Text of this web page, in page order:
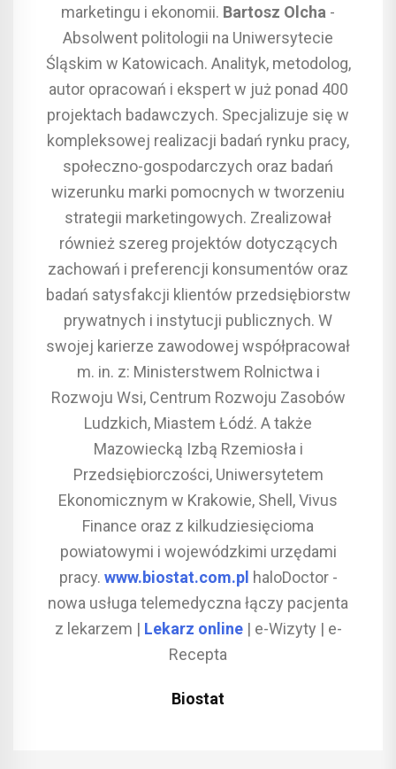
marketingu i ekonomii. Bartosz Olcha -
Absolwent politologii na Uniwersytecie
Śląskim w Katowicach. Analityk, metodolog,
autor opracowań i ekspert w już ponad 400
projektach badawczych. Specjalizuje się w
kompleksowej realizacji badań rynku pracy,
społeczno-gospodarczych oraz badań
wizerunku marki pomocnych w tworzeniu
strategii marketingowych. Zrealizował
również szereg projektów dotyczących
zachowań i preferencji konsumentów oraz
badań satysfakcji klientów przedsiębiorstw
prywatnych i instytucji publicznych. W
swojej karierze zawodowej współpracował
m. in. z: Ministerstwem Rolnictwa i
Rozwoju Wsi, Centrum Rozwoju Zasobów
Ludzkich, Miastem Łódź. A także
Mazowiecką Izbą Rzemiosła i
Przedsiębiorczości, Uniwersytetem
Ekonomicznym w Krakowie, Shell, Vivus
Finance oraz z kilkudziesięcioma
powiatowymi i wojewódzkimi urzędami
pracy. www.biostat.com.pl haloDoctor -
nowa usługa telemedyczna łączy pacjenta
z lekarzem | Lekarz online| e-Wizyty | e-
Recepta
Biostat